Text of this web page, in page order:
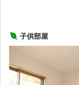
子供部屋